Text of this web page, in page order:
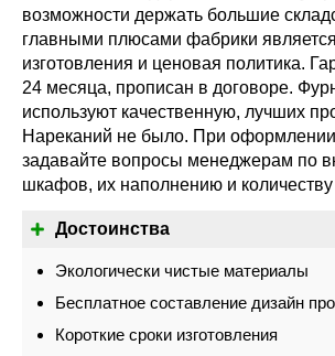
возможности держать большие
главными плюсами фабрики
изготовления и ценовая политика.
24 месяца, прописан в договоре.
используют качественную, лучших
Нареканий не было. При
задавайте вопросы менеджерам по
шкафов, их наполнению и количеству
Достоинства
Экологически чистые материалы
Бесплатное составление дизайн
Короткие сроки изготовления